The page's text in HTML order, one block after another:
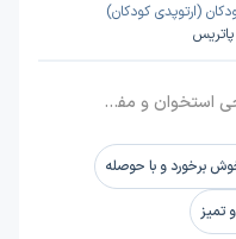
(ارتوپدی کودکان)
پاتریس
استخوان و مفاصل فوق تخصصی اختلالات مچ و کف پا
برخورد و با حوصله